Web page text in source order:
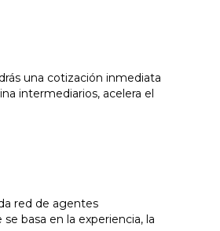
una cotización inmediata
intermediarios, acelera el
red de agentes
basa en la experiencia, la